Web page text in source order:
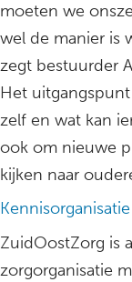
moeten we
wel de manier is
zegt bestuurder
Het
zelf en wat kan
ook om nieuwe
kijken naar
Kennisorganisatie
ZuidOostZorg is
zorgorganisatie